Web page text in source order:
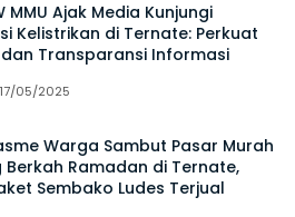
MMU Ajak Media Kunjungi
Kelistrikan di Ternate: Perkuat
dan Transparansi Informasi
17/05/2025
Warga Sambut Pasar Murah
Berkah Ramadan di Ternate,
Sembako Ludes Terjual